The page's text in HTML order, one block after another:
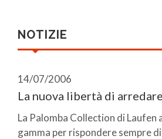
NOTIZIE
14/07/2006
La nuova libertà di
La Palomba Collection di Laufen
gamma per rispondere sempre di